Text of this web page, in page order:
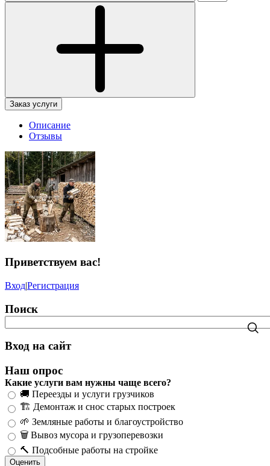
Заказ услуги
Описание
Отзывы
Приветствуем вас!
Вход|Регистрация
Поиск
Вход на сайт
Наш опрос
Какие услуги вам нужны чаще всего?
🚚 Переезды и услуги грузчиков
🏗️ Демонтаж и снос старых построек
🌱 Земляные работы и благоустройство
🗑️ Вывоз мусора и грузоперевозки
🔨 Подсобные работы на стройке